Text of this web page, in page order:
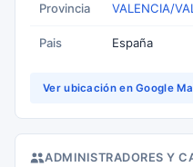
Provincia VALENCIA/
Pais España
Ver ubicación en Google
ADMINISTRADORES Y